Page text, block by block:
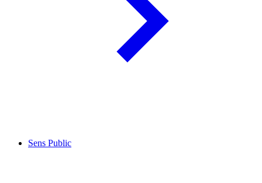
Sens Public